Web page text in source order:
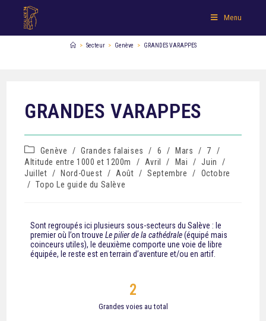
Menu
> Secteur > Genève > GRANDES VARAPPES
GRANDES VARAPPES
Genève / Grandes falaises / 6 / Mars / 7
/
Altitude entre 1000 et 1200m
/ Avril / Mai / Juin
/
Juillet / Nord-Ouest / Août / Septembre /
Octobre
/ Topo Le guide du Salève
Sont regroupés ici plusieurs sous-secteurs du Salève : le
premier où l’on trouveLe pilier de la cathédrale(équipé mais
coinceurs utiles), le deuxième comporte une voie de libre
équipée, le reste est en terrain d’aventure et/ou en artif.
Grandes voies au total
2